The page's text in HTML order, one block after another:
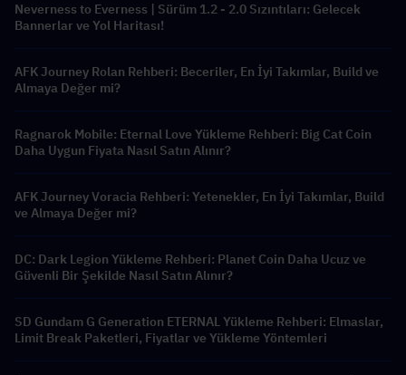
Neverness to Everness | Sürüm 1.2 - 2.0 Sızıntıları: Gelecek
Bannerlar ve Yol Haritası!
AFK Journey Rolan Rehberi: Beceriler, En İyi Takımlar, Build ve
Almaya Değer mi?
Ragnarok Mobile: Eternal Love Yükleme Rehberi: Big Cat Coin
Daha Uygun Fiyata Nasıl Satın Alınır?
AFK Journey Voracia Rehberi: Yetenekler, En İyi Takımlar, Build
ve Almaya Değer mi?
DC: Dark Legion Yükleme Rehberi: Planet Coin Daha Ucuz ve
Güvenli Bir Şekilde Nasıl Satın Alınır?
SD Gundam G Generation ETERNAL Yükleme Rehberi: Elmaslar,
Limit Break Paketleri, Fiyatlar ve Yükleme Yöntemleri